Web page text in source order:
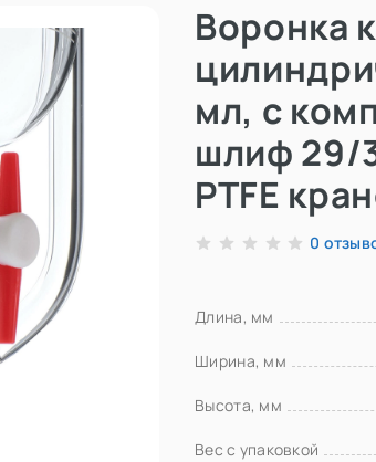
Воронка
мл, с
шлиф 29/
PTFE
0
Длина, мм
Ширина, мм
Высота, мм
Вес с упаковкой